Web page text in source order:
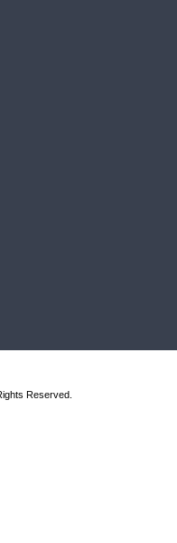
Reserved.